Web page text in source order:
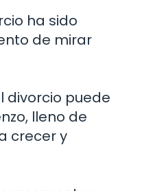
ha sido
de mirar
divorcio puede
lleno de
crecer y